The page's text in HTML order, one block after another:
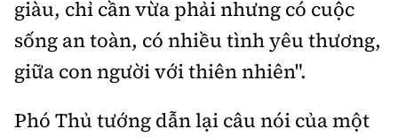
giàu, chỉ cần vừa phải nhưng có cuộc
sống an toàn, có nhiều tình yêu thương,
giữa con người với thiên nhiên".
Phó Thủ tướng dẫn lại câu nói của một